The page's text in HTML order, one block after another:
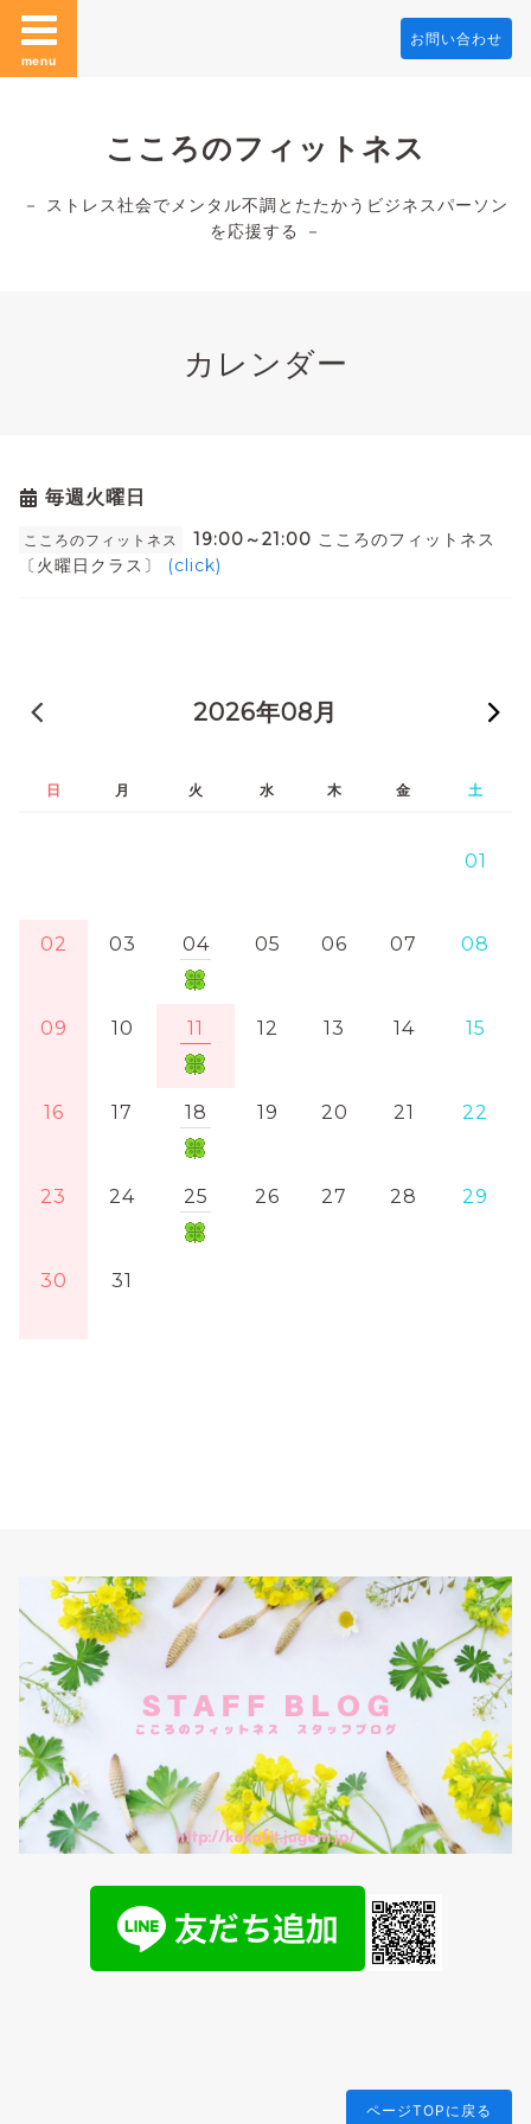
menu
お問い合わせ
こころのフィットネス
－ ストレス社会でメンタル不調とたたかうビジネスパーソン
を応援する －
カレンダー
毎週火曜日
こころのフィットネス 19:00～21:00 こころのフィットネス
〔火曜日クラス〕
(click)
2026年08月
日 月 火 水 木 金 土
01
02 03 04 05 06 07 08
09 10 11 12 13 14 15
16 17 18 19 20 21 22
23 24 25 26 27 28 29
30 31
ページTOPに戻る